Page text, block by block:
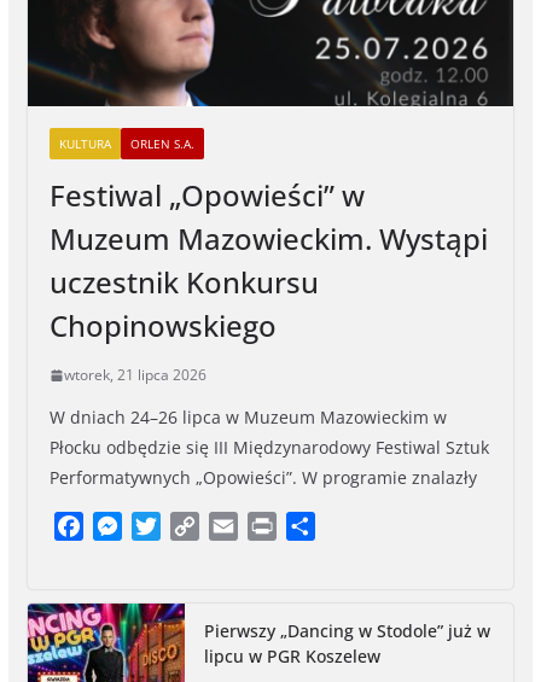
KULTURA ORLEN S.A.
Festiwal „Opowieści” w
Muzeum Mazowieckim. Wystąpi
uczestnik Konkursu
Chopinowskiego
wtorek, 21 lipca 2026
W dniach 24–26 lipca w Muzeum Mazowieckim w
Płocku odbędzie się III Międzynarodowy Festiwal Sztuk
Performatywnych „Opowieści”. W programie znalazły
e
b
o
M
s
e
n
t
t
e
L
l
t
e
Pierwszy „Dancing w Stodole” już w
lipcu w PGR Koszelew